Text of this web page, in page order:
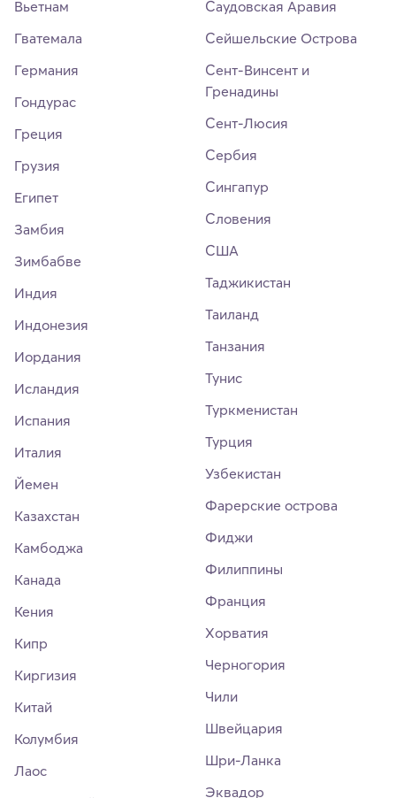
Вьетнам
Гватемала
Германия
Гондурас
Греция
Грузия
Египет
Замбия
Зимбабве
Индия
Индонезия
Иордания
Исландия
Испания
Италия
Йемен
Казахстан
Камбоджа
Канада
Кения
Кипр
Киргизия
Китай
Колумбия
Лаос
Саудовская Аравия
Сейшельские Острова
Сент-Винсент и
Гренадины
Сент-Люсия
Сербия
Сингапур
Словения
США
Таджикистан
Таиланд
Танзания
Тунис
Туркменистан
Турция
Узбекистан
Фарерские острова
Фиджи
Филиппины
Франция
Хорватия
Черногория
Чили
Швейцария
Шри-Ланка
Эквадор